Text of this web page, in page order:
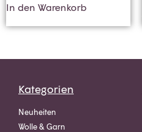
In den Warenkorb
Kategorien
Neuheiten
Wolle & Garn